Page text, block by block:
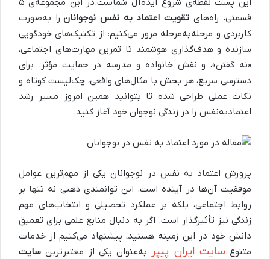
قسمتی، راه‌های تقویت اعتماد به نفس نوجوانان را به‌صورت
کاربردی و مرحله‌به‌مرحله مرور می‌کنیم: از تکنیک‌های خودگویی
سازنده و هدف‌گذاری هوشمند تا تمرین مهارت‌های اجتماعی،
«نه گفتن»، و نقش خانواده و مدرسه در حمایت مؤثر. برای
دسترسی سریع، هر بخش با مثال‌های واقعی، چک‌لیست کوتاه و
نکات عملی طراحی شده تا بتوانید همین امروز مسیر رشد
اعتمادبه‌نفس را در زندگی نوجوان خود آغاز کنید.
پرورش اعتماد به نفس در نوجوانان یکی از مهم‌ترین عوامل
موفقیت آن‌ها در آینده است. این توانمندی ذهنی نه تنها بر
روابط اجتماعی، بلکه بر عملکرد تحصیلی و انتخاب‌های مهم
زندگی نیز تأثیرگذار است. اگر به دنبال منابع علمی برای تعمیق
دانش خود در این زمینه هستید، پیشنهاد می‌کنیم از خدمات
متنوع سایت ایران پیپر به‌عنوان یکی از معتبرترین سایت